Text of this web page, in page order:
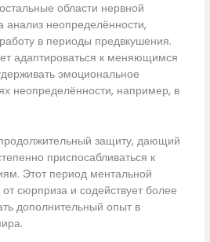
области нервной
неопределённости,
в периоды предвкушения.
адаптироваться к меняющимся
эмоциональное
неопределённости, например, в
защиту, дающий
приспосабливаться к
Этот период ментальной
сюрприза и содействует более
дополнительный опыт в